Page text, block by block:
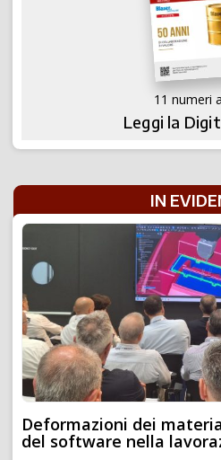
11 numeri
Leggi la
IN
Deformazioni dei
del software nella